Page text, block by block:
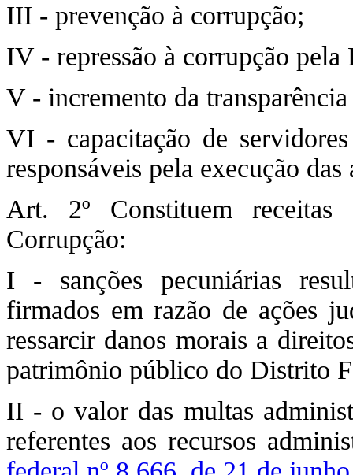
III - prevenção à corrupção;
IV - repressão à corrupção
V - incremento da
VI - capacitação de
responsáveis pela execução
Art. 2º Constituem
Corrupção:
I - sanções pecuniárias
firmados em razão de ações
ressarcir danos morais a
patrimônio público do Distrito
II - o valor das multas
referentes aos recursos